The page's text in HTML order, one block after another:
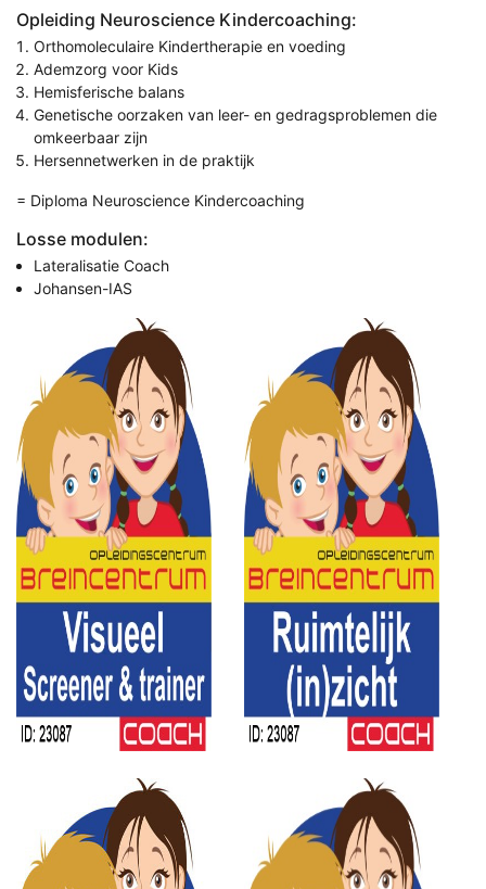
Opleiding Neuroscience Kindercoaching:
Orthomoleculaire Kindertherapie en voeding
Ademzorg voor Kids
Hemisferische balans
Genetische oorzaken van leer- en gedragsproblemen die
omkeerbaar zijn
Hersennetwerken in de praktijk
= Diploma Neuroscience Kindercoaching
Losse modulen:
Lateralisatie Coach
Johansen-IAS